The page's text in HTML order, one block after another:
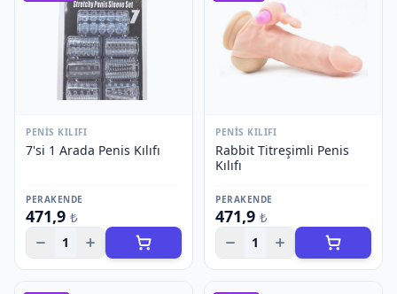
PENIS KILIFI
7'si 1 Arada Penis Kılıfı
PERAKENDE
471,9 ₺
1
PENIS KILIFI
Rabbit Titreşimli Penis
Kılıfı
PERAKENDE
471,9 ₺
1